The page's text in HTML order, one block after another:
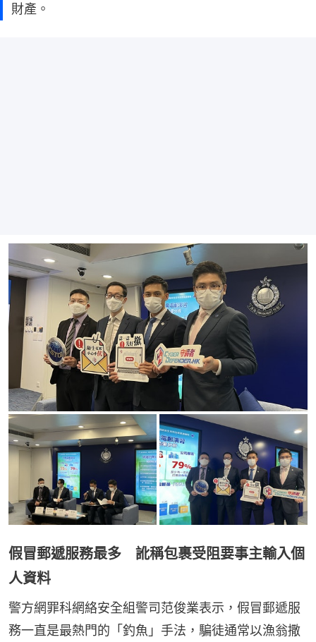
財產。
假冒郵遞服務最多 訛稱包裹受阻要事主輸入個
人資料
警方網罪科網絡安全組警司范俊業表示，假冒郵遞服
務一直是最熱門的「釣魚」手法，騙徒通常以漁翁撒